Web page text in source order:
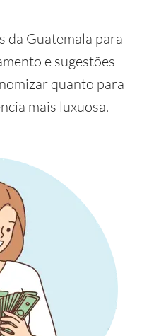
da Guatemala para
e sugestões
quanto para
mais luxuosa.